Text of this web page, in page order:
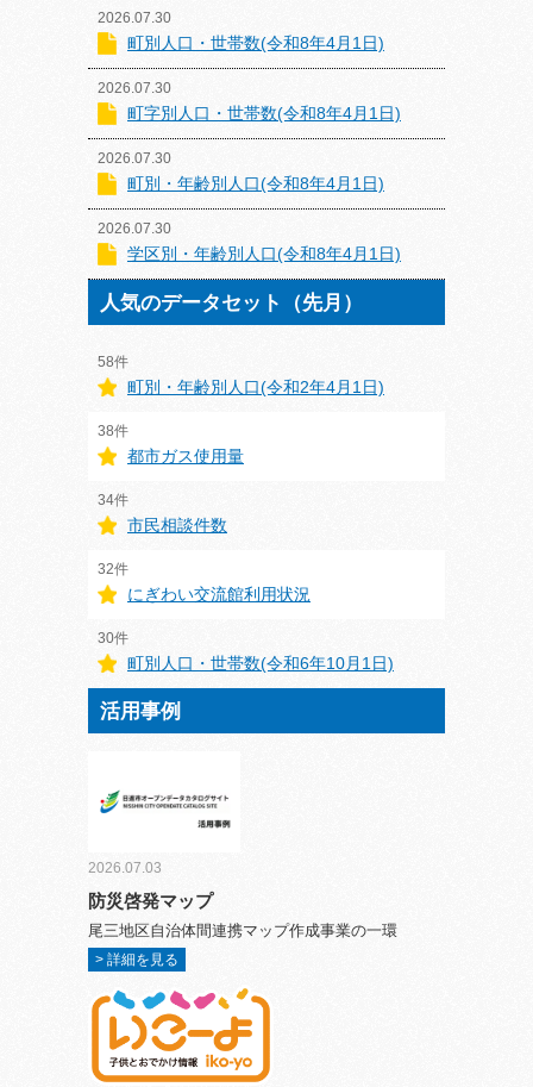
2026.07.30
町別人口・世帯数(令和8年4月1日)
2026.07.30
町字別人口・世帯数(令和8年4月1日)
2026.07.30
町別・年齢別人口(令和8年4月1日)
2026.07.30
学区別・年齢別人口(令和8年4月1日)
人気のデータセット（先月）
58件
町別・年齢別人口(令和2年4月1日)
38件
都市ガス使用量
34件
市民相談件数
32件
にぎわい交流館利用状況
30件
町別人口・世帯数(令和6年10月1日)
活用事例
2026.07.03
防災啓発マップ
尾三地区自治体間連携マップ作成事業の一環
> 詳細を見る